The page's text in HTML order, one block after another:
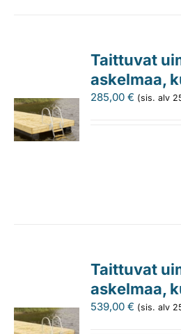
Taittuvat
askelmaa,
285,00€ (sis. alv
Taittuvat
askelmaa,
539,00€ (sis. alv